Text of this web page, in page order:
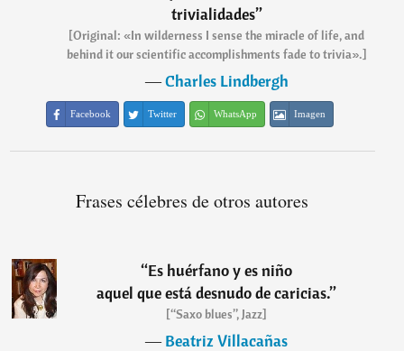
trivialidades”
[Original: «In wilderness I sense the miracle of life, and
behind it our scientific accomplishments fade to trivia».]
―Charles Lindbergh
Facebook Twitter WhatsApp Imagen
Frases célebres de otros autores
“Es huérfano y es niño
aquel que está desnudo de caricias.”
[“Saxo blues”, Jazz]
―Beatriz Villacañas